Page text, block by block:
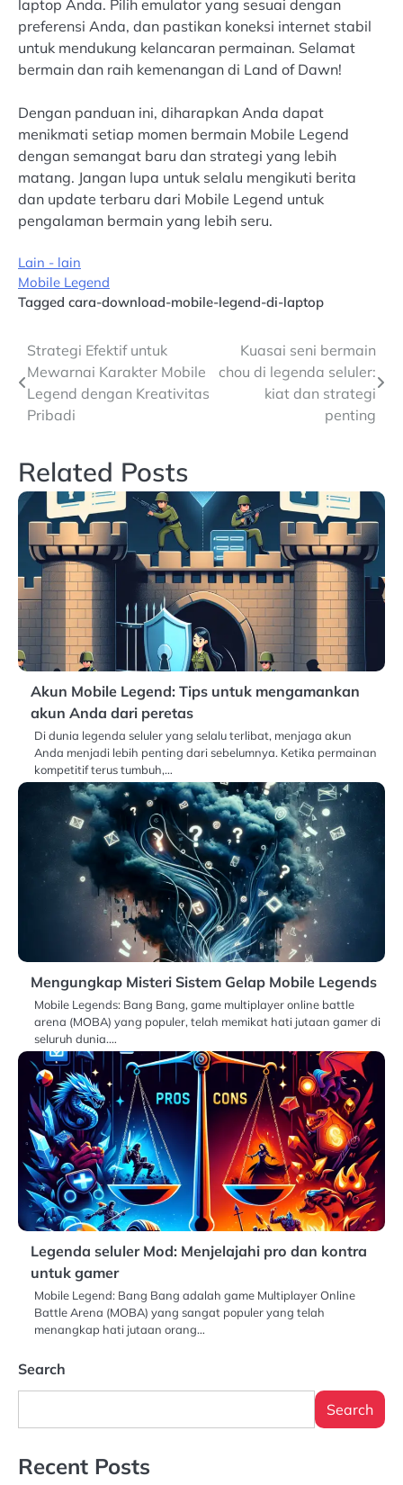
laptop Anda. Pilih emulator yang sesuai dengan
preferensi Anda, dan pastikan koneksi internet stabil
untuk mendukung kelancaran permainan. Selamat
bermain dan raih kemenangan di Land of Dawn!
Dengan panduan ini, diharapkan Anda dapat
menikmati setiap momen bermain Mobile Legend
dengan semangat baru dan strategi yang lebih
matang. Jangan lupa untuk selalu mengikuti berita
dan update terbaru dari Mobile Legend untuk
pengalaman bermain yang lebih seru.
Lain - lain
Mobile Legend
Tagged cara-download-mobile-legend-di-laptop
Post
navigation
Strategi Efektif untuk
Mewarnai Karakter Mobile
Legend dengan Kreativitas
Pribadi
Kuasai seni bermain
chou di legenda seluler:
kiat dan strategi
penting
Related Posts
Akun Mobile Legend: Tips untuk mengamankan
akun Anda dari peretas
Di dunia legenda seluler yang selalu terlibat, menjaga akun
Anda menjadi lebih penting dari sebelumnya. Ketika permainan
kompetitif terus tumbuh,…
Mengungkap Misteri Sistem Gelap Mobile Legends
Mobile Legends: Bang Bang, game multiplayer online battle
arena (MOBA) yang populer, telah memikat hati jutaan gamer di
seluruh dunia.…
Legenda seluler Mod: Menjelajahi pro dan kontra
untuk gamer
Mobile Legend: Bang Bang adalah game Multiplayer Online
Battle Arena (MOBA) yang sangat populer yang telah
menangkap hati jutaan orang…
Search
Search
Recent Posts